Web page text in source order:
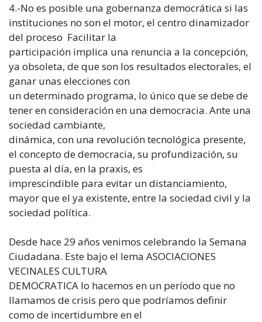
4.-No es posible una gobernanza democrática si las
instituciones no son el motor, el centro dinamizador
del proceso Facilitar la
participación implica una renuncia a la concepción,
ya obsoleta, de que son los resultados electorales, el
ganar unas elecciones con
un determinado programa, lo único que se debe de
tener en consideración en una democracia. Ante una
sociedad cambiante,
dinámica, con una revolución tecnológica presente,
el concepto de democracia, su profundización, su
puesta al día, en la praxis, es
imprescindible para evitar un distanciamiento,
mayor que el ya existente, entre la sociedad civil y la
sociedad política.
Desde hace 29 años venimos celebrando la Semana
Ciudadana. Este bajo el lema ASOCIACIONES
VECINALES CULTURA
DEMOCRATICA lo hacemos en un período que no
llamamos de crisis pero que podríamos definir
como de incertidumbre en el